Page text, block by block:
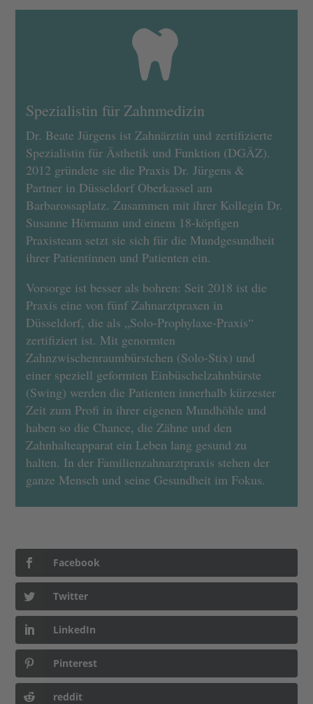

Spezialistin für Zahnmedizin
Dr. Beate Jürgens ist Zahnärztin und zertifizierte
Spezialistin für Ästhetik und Funktion (DGÄZ).
2012 gründete sie die Praxis Dr. Jürgens &
Partner in Düsseldorf Oberkassel am
Barbarossaplatz. Zusammen mit ihrer Kollegin Dr.
Susanne Hörmann und einem 18-köpfigen
Praxisteam setzt sie sich für die Mundgesundheit
ihrer Patientinnen und Patienten ein.
Vorsorge ist besser als bohren: Seit 2018 ist die
Praxis eine von fünf Zahnarztpraxen in
Düsseldorf, die als „Solo-Prophylaxe-Praxis“
zertifiziert ist. Mit genormten
Zahnzwischenraumbürstchen (Solo-Stix) und
einer speziell geformten Einbüschelzahnbürste
(Swing) werden die Patienten innerhalb kürzester
Zeit zum Profi in ihrer eigenen Mundhöhle und
haben so die Chance, die Zähne und den
Zahnhalteapparat ein Leben lang gesund zu
halten. In der Familienzahnarztpraxis stehen der
ganze Mensch und seine Gesundheit im Fokus.
Facebook
Twitter
LinkedIn
Pinterest
reddit